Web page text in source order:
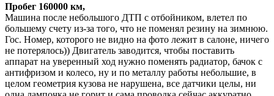
Пробег 160000 км,
Машина после небольшого ДТП с отбойником, влетел по
большему счету из-за того, что не поменял резину на зимнюю.
Гос. Номер, которого не видно на фото лежит в салоне, ничего
не потерялось)) Двигатель заводится, чтобы поставить
аппарат на уверенный ход нужно поменять радиатор, бачок с
антифризом и колесо, ну и по металлу работы небольшие, в
целом геометрия кузова не нарушена, все датчики целы, ни